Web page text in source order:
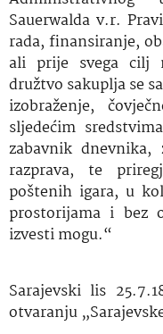
Sauerwalda v.r.
rada, finansiranje,
ali prije svega cilj
družtvo sakuplja se
izobraženje,
sljedećim
zabavnik
razprava, te
poštenih igara, u
prostorijama i bez
izvesti mogu.“
Sarajevski lis
otvaranju